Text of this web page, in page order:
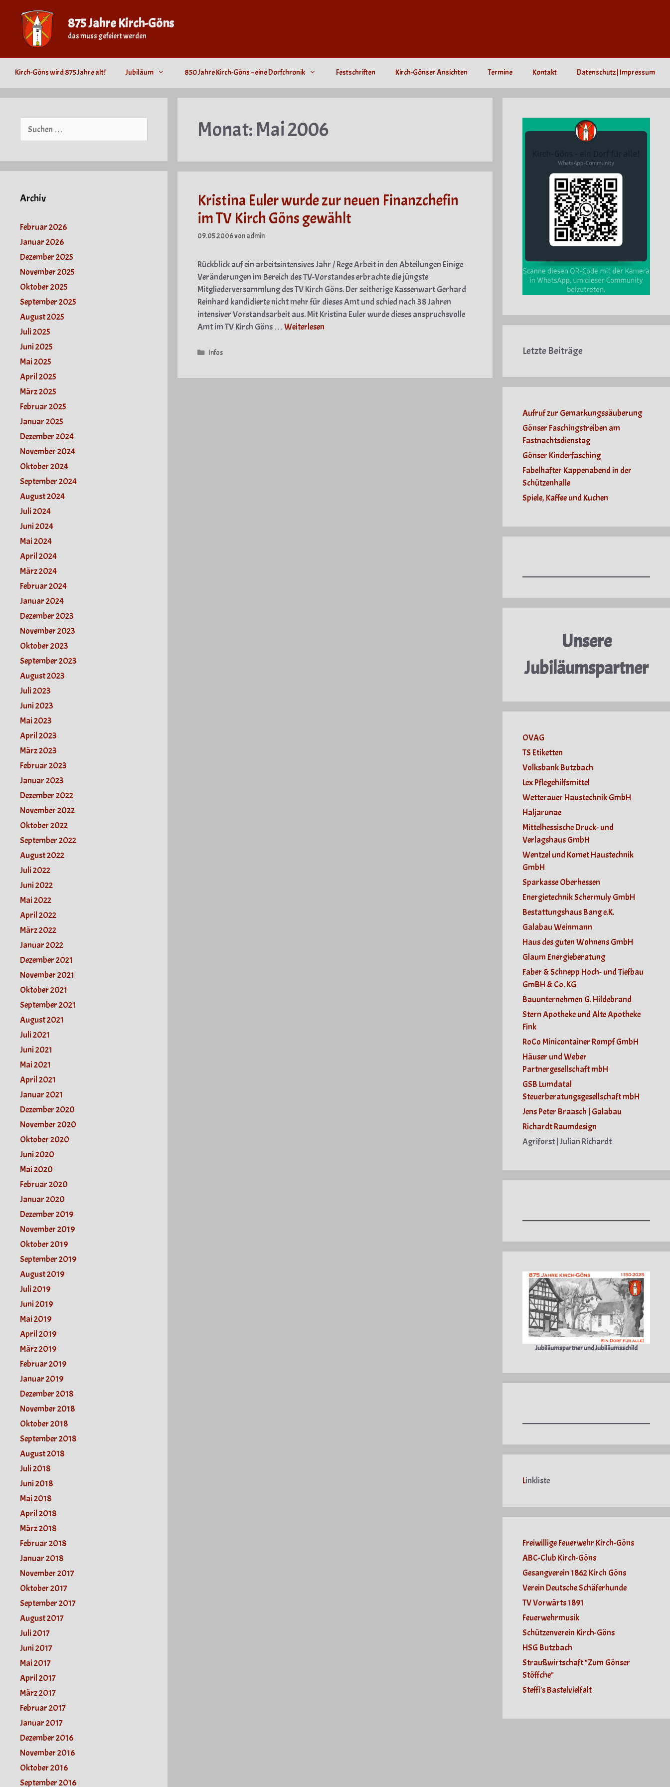
springen
875 Jahre Kirch-Göns
das muss gefeiert werden
Kirch-Göns wird 875 Jahre alt! Jubiläum 850 Jahre Kirch-Göns – eine Dorfchronik Festschriften Kirch-Gönser Ansichten Termine Kontakt Datenschutz | Impressum
Monat: Mai 2006
Kristina Euler wurde zur neuen Finanzchefin
im TV Kirch Göns gewählt
09.05.2006vonadmin
Rückblick auf ein arbeitsintensives Jahr / Rege Arbeit in den Abteilungen Einige
Veränderungen im Bereich des TV-Vorstandes erbrachte die jüngste
Mitgliederversammlung des TV Kirch Göns. Der seitherige Kassenwart Gerhard
Reinhard kandidierte nicht mehr für dieses Amt und schied nach 38 Jahren
intensiver Vorstandsarbeit aus. Mit Kristina Euler wurde dieses anspruchsvolle
Amt im TV Kirch Göns … Weiterlesen
Kategorien
Infos
Archiv
Februar 2026
Januar 2026
Dezember 2025
November 2025
Oktober 2025
September 2025
August 2025
Juli 2025
Juni 2025
Mai 2025
April 2025
März 2025
Februar 2025
Januar 2025
Dezember 2024
November 2024
Oktober 2024
September 2024
August 2024
Juli 2024
Juni 2024
Mai 2024
April 2024
März 2024
Februar 2024
Januar 2024
Dezember 2023
November 2023
Oktober 2023
September 2023
August 2023
Juli 2023
Juni 2023
Mai 2023
April 2023
März 2023
Februar 2023
Januar 2023
Dezember 2022
November 2022
Oktober 2022
September 2022
August 2022
Juli 2022
Juni 2022
Mai 2022
April 2022
März 2022
Januar 2022
Dezember 2021
November 2021
Oktober 2021
September 2021
August 2021
Juli 2021
Juni 2021
Mai 2021
April 2021
Januar 2021
Dezember 2020
November 2020
Oktober 2020
Juni 2020
Mai 2020
Februar 2020
Januar 2020
Dezember 2019
November 2019
Oktober 2019
September 2019
August 2019
Juli 2019
Juni 2019
Mai 2019
April 2019
März 2019
Februar 2019
Januar 2019
Dezember 2018
November 2018
Oktober 2018
September 2018
August 2018
Juli 2018
Juni 2018
Mai 2018
April 2018
März 2018
Februar 2018
Januar 2018
November 2017
Oktober 2017
September 2017
August 2017
Juli 2017
Juni 2017
Mai 2017
April 2017
März 2017
Februar 2017
Januar 2017
Dezember 2016
November 2016
Oktober 2016
September 2016
Letzte Beiträge
Aufruf zur Gemarkungssäuberung
Gönser Faschingstreiben am
Fastnachtsdienstag
Gönser Kinderfasching
Fabelhafter Kappenabend in der
Schützenhalle
Spiele, Kaffee und Kuchen
Unsere
Jubiläumspartner
OVAG
TS Etiketten
Volksbank Butzbach
Lex Pflegehilfsmittel
Wetterauer Haustechnik GmbH
Haljarunae
Mittelhessische Druck- und
Verlagshaus GmbH
Wentzel und Komet Haustechnik
GmbH
Sparkasse Oberhessen
Energietechnik Schermuly GmbH
Bestattungshaus Bang e.K.
Galabau Weinmann
Haus des guten Wohnens GmbH
Glaum Energieberatung
Faber & Schnepp Hoch- und Tiefbau
GmBH & Co. KG
Bauunternehmen G. Hildebrand
Stern Apotheke und Alte Apotheke
Fink
RoCo Minicontainer Rompf GmbH
Häuser und Weber
Partnergesellschaft mbH
GSB Lumdatal
Steuerberatungsgesellschaft mbH
Jens Peter Braasch | Galabau
Richardt Raumdesign
Agriforst | Julian Richardt
Jubiläumspartner und Jubiläumsschild
Linkliste
Freiwillige Feuerwehr Kirch-Göns
ABC-Club Kirch-Göns
Gesangverein 1862 Kirch Göns
Verein Deutsche Schäferhunde
TV Vorwärts 1891
Feuerwehrmusik
Schützenverein Kirch-Göns
HSG Butzbach
Straußwirtschaft "Zum Gönser
Stöffche"
Steffi's Bastelvielfalt